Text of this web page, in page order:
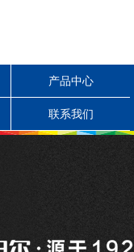
产品中心
联系我们